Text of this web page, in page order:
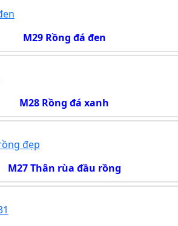
M29 Rồng đá đen
M28 Rồng đá xanh
M27 Thân rùa đầu rồng